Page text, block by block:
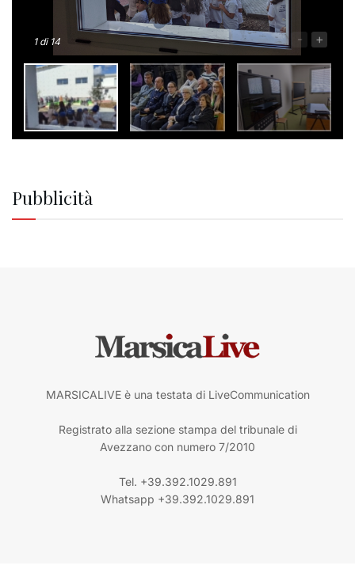
1di 14 - +
Pubblicità
MARSICALIVE è una testata di LiveCommunication
Registrato alla sezione stampa del tribunale di
Avezzano con numero 7/2010
Tel. +39.392.1029.891
Whatsapp +39.392.1029.891